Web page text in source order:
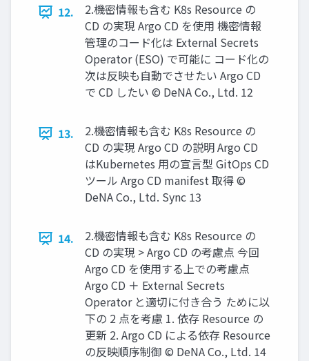
12.
2.機密情報も含む K8s Resource の
CD の実現 Argo CD を使⽤ 機密情報
管理のコード化は External Secrets
Operator (ESO) で可能に コード化の
次は反映も⾃動でさせたい Argo CD
で CD したい © DeNA Co., Ltd. 12
13.
2.機密情報も含む K8s Resource の
CD の実現 Argo CD の説明 Argo CD
はKubernetes ⽤の宣⾔型 GitOps CD
ツール Argo CD manifest 取得 ©
DeNA Co., Ltd. Sync 13
14.
2.機密情報も含む K8s Resource の
CD の実現 > Argo CD の考慮点 今回
Argo CD を使⽤する上での考慮点
Argo CD ＋ External Secrets
Operator と適切に付き合う ために以
下の 2 点を考慮 1. 依存 Resource の
更新 2. Argo CD による依存 Resource
の反映順序制御 © DeNA Co., Ltd. 14